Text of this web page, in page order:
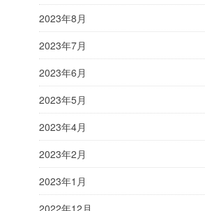
2023年8月
2023年7月
2023年6月
2023年5月
2023年4月
2023年2月
2023年1月
2022年12月